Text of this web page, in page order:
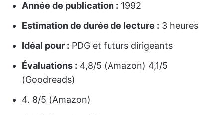
Année de publication : 1992
Estimation de durée de lecture : 3 heures
Idéal pour : PDG et futurs dirigeants
Évaluations : 4,8/5 (Amazon) 4,1/5
(Goodreads)
4. 8/5 (Amazon)